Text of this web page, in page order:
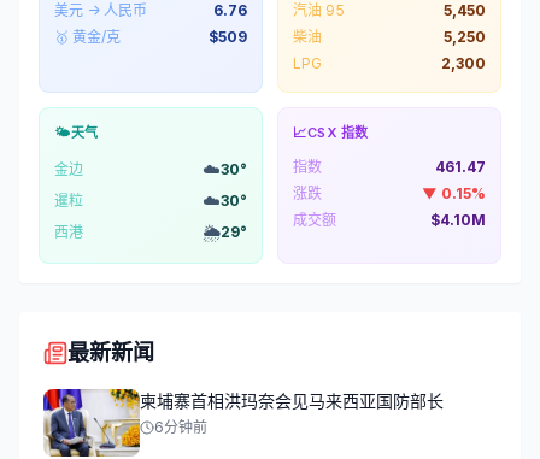
美元 → 人民币
6.76
🥇 黄金/克
$509
汽油 95
5,450
柴油
5,250
LPG
2,300
🌤️天气
金边 ☁️30°
暹粒
☁️30°
西港
🌦️29°
📈CSX 指数
指数
461.47
涨跌
▼ 0.15%
成交额
$4.10M
最新新闻
柬埔寨首相洪玛奈会见马来西亚国防部长
6分钟前